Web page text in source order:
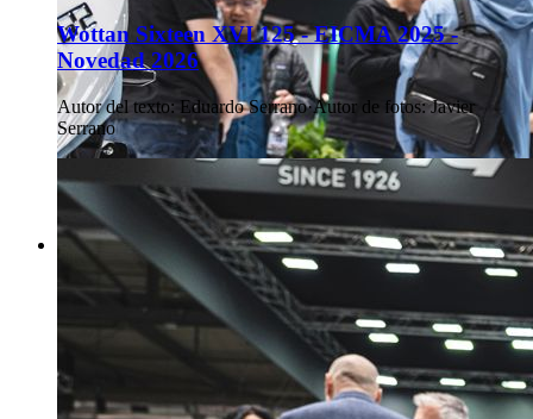
Wottan Sixteen XVI 125 - EICMA 2025 -
Novedad 2026
Autor del texto: Eduardo Serrano·Autor de fotos: Javier
Serrano